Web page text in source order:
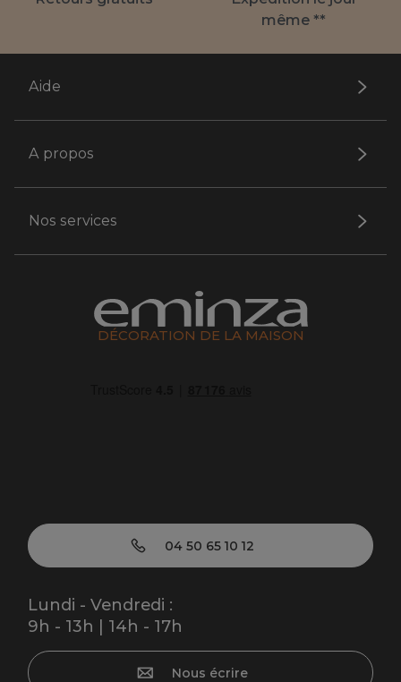
même **
Aide
A propos
Nos services
DÉCORATION DE LA MAISON
04 50 65 10 12
Lundi - Vendredi :
9h - 13h | 14h - 17h
Nous écrire